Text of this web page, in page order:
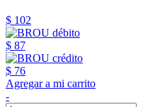
$ 102
$ 87
$ 76
Agregar a mi carrito
-